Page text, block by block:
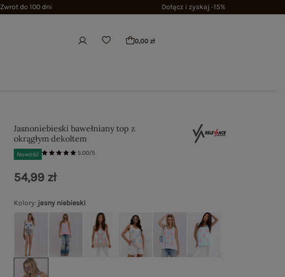
Zwrot do 100 dni Dołącz i zyskaj -15%
0,00 zł
Jasnoniebieski bawełniany top z
okrągłym dekoltem
Nowość 5.00/5
Kolory: jasny niebieski
54,99 zł